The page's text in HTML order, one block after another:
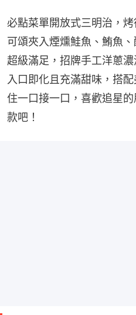
必點菜單開放式三明治，
可頌夾入煙燻鮭魚、鮪魚
超級滿足，招牌手工洋蔥
入口即化且充滿甜味，搭
住一口接一口，喜歡追星
款吧！